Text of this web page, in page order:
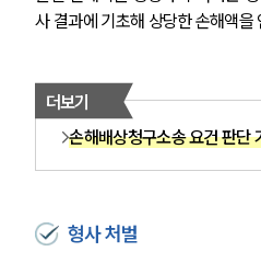
그룹
대륜의
기업의뢰인
사 결과에 기초해 상당한 손해액을
더보기
손해배상청구소송 요건 판단
형사 처벌